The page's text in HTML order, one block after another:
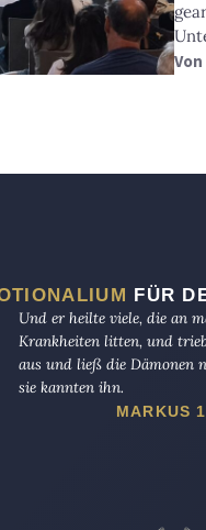
Von
FÜR
Und er heilte viele, die an
Krankheiten litten, und
aus und ließ die Dämonen
sie kannten ihn.
MARKUS